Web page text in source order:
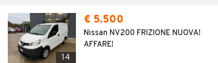
14
€ 5.500
Nissan NV200 FRIZIONE NUOVA!
AFFARE!